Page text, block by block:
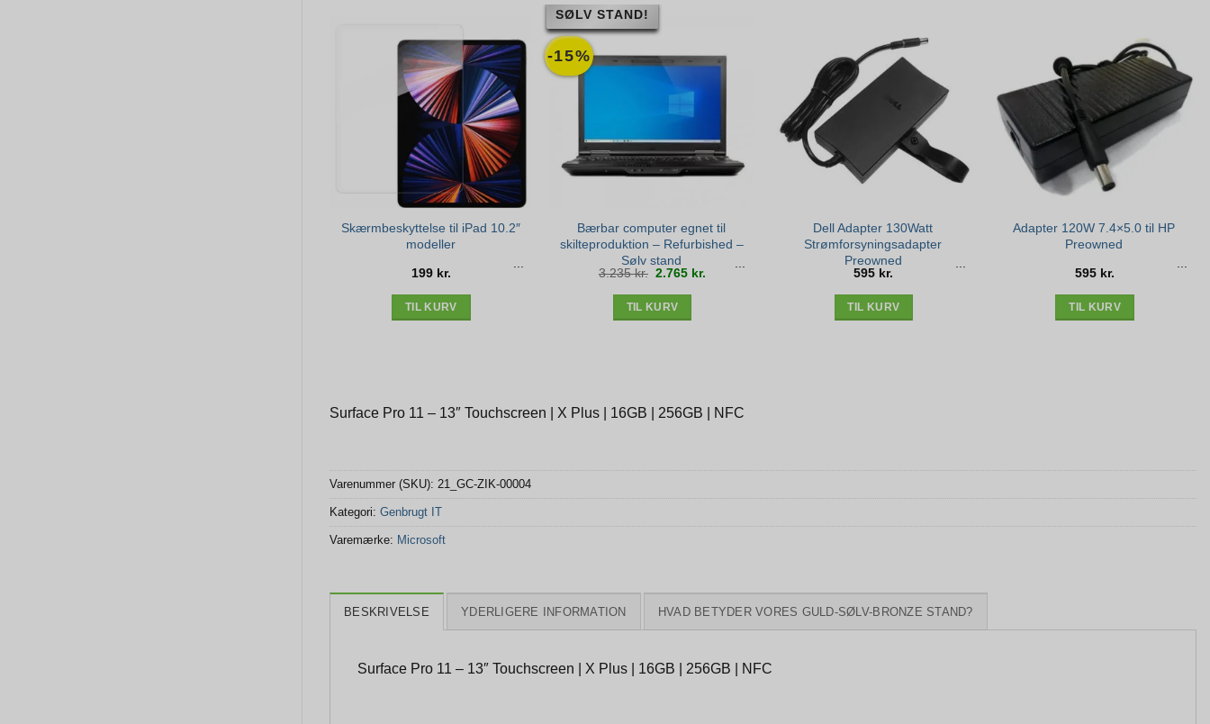
Skærmbeskyttelse til iPad 10.2″
modeller
199 kr.
TIL KURV
-15%
SØLV STAND!
Bærbar computer egnet til
skilteproduktion – Refurbished –
Sølv stand
3.235kr. Den
oprindelige
pris
2.765 kr.
TIL KURV
Dell Adapter 130Watt
Strømforsyningsadapter
Preowned
595 kr.
TIL KURV
Adapter 120W 7.4×5.0 til HP
Preowned
595 kr.
TIL KURV
Surface Pro 11 – 13″ Touchscreen | X Plus | 16GB | 256GB | NFC
Varenummer (SKU): 21_GC-ZIK-00004
Kategori: Genbrugt IT
Varemærke: Microsoft
BESKRIVELSE YDERLIGERE INFORMATION HVAD BETYDER VORES GULD-SØLV-BRONZE STAND?
Surface Pro 11 – 13″ Touchscreen | X Plus | 16GB | 256GB | NFC